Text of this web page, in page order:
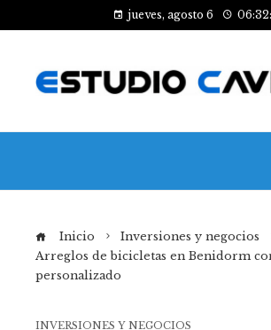
jueves, agosto 6
Inicio
Inversiones y negocios
Arreglos de bicicletas en Benidorm
personalizado
INVERSIONES Y NEGOCIOS